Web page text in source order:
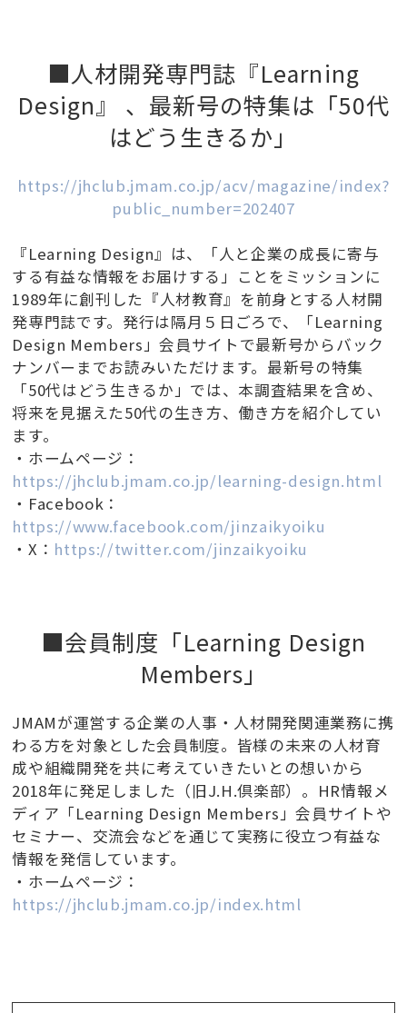
■人材開発専門誌『Learning
Design』 、最新号の特集は「50代
はどう生きるか」
https://jhclub.jmam.co.jp/acv/magazine/index?
public_number=202407
『Learning Design』は、「人と企業の成長に寄与
する有益な情報をお届けする」ことをミッションに
1989年に創刊した『人材教育』を前身とする人材開
発専門誌です。発行は隔月５日ごろで、「Learning
Design Members」会員サイトで最新号からバック
ナンバーまでお読みいただけます。最新号の特集
「50代はどう生きるか」では、本調査結果を含め、
将来を見据えた50代の生き方、働き方を紹介してい
ます。
・ホームページ：
https://jhclub.jmam.co.jp/learning-design.html
・Facebook：
https://www.facebook.com/jinzaikyoiku
・X： https://twitter.com/jinzaikyoiku
■会員制度「Learning Design
Members」
JMAMが運営する企業の人事・人材開発関連業務に携
わる方を対象とした会員制度。皆様の未来の人材育
成や組織開発を共に考えていきたいとの想いから
2018年に発足しました（旧J.H.倶楽部）。HR情報メ
ディア「Learning Design Members」会員サイトや
セミナー、交流会などを通じて実務に役立つ有益な
情報を発信しています。
・ホームページ：
https://jhclub.jmam.co.jp/index.html